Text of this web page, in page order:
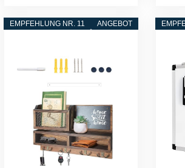
ANGEBOT
EMPFEHLUNG NR. 11